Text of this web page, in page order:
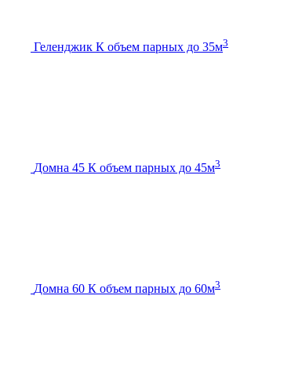
Геленджик К объем парных до 35м3
Домна 45 К объем парных до 45м3
Домна 60 К объем парных до 60м3